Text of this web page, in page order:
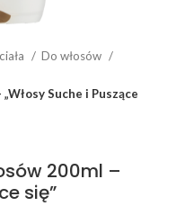
Do włosów
Suche i Puszące
200ml –
się”